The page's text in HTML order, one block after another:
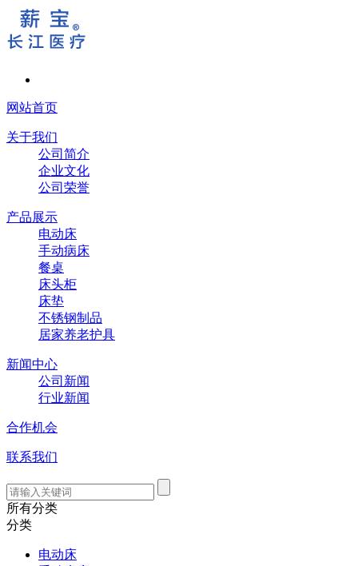
网站首页
关于我们
公司简介
企业文化
公司荣誉
产品展示
电动床
手动病床
餐桌
床头柜
床垫
不锈钢制品
居家养老护具
新闻中心
公司新闻
行业新闻
合作机会
联系我们
所有分类
分类
电动床